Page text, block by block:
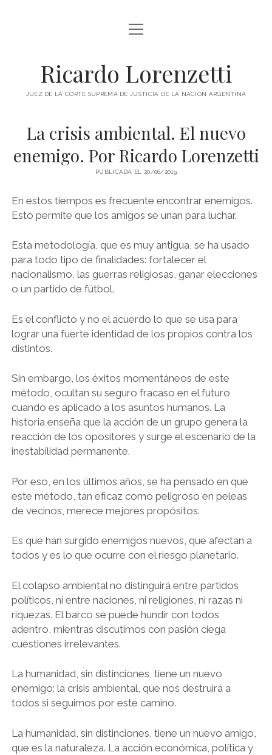
INICIO
LIBROS abrir
menú
LIBROS EN BRASIL
LIBROS EN COLOMBIA
LIBROS EN ESPAÑA
LIBROS EN ESTADOS UNIDOS
LIBROS EN ITALIA
LIBROS EN PANAMÁ
LIBROS EN PARAGUAY
LIBROS EN URUGUAY
VIDEOS
PODCAST
twitter youtube
abrir
menú
Ricardo Lorenzetti
JUEZ DE LA CORTE SUPREMA DE JUSTICIA DE LA NACIÓN ARGENTINA
La crisis ambiental. El nuevo
enemigo. Por Ricardo Lorenzetti
PUBLICADA EL 20/06/2019
En estos tiempos es frecuente encontrar enemigos.
Esto permite que los amigos se unan para luchar.
Esta metodología, que es muy antigua, se ha usado
para todo tipo de finalidades: fortalecer el
nacionalismo, las guerras religiosas, ganar elecciones
o un partido de fútbol.
Es el conflicto y no el acuerdo lo que se usa para
lograr una fuerte identidad de los propios contra los
distintos.
Sin embargo, los éxitos momentáneos de este
método, ocultan su seguro fracaso en el futuro
cuando es aplicado a los asuntos humanos. La
historia enseña que la acción de un grupo genera la
reacción de los opositores y surge el escenario de la
inestabilidad permanente.
Por eso, en los últimos años, se ha pensado en que
este método, tan eficaz como peligroso en peleas
de vecinos, merece mejores propósitos.
Es que han surgido enemigos nuevos, que afectan a
todos y es lo que ocurre con el riesgo planetario.
El colapso ambiental no distinguirá entre partidos
políticos, ni entre naciones, ni religiones, ni razas ni
riquezas. El barco se puede hundir con todos
adentro, mientras discutimos con pasión ciega
cuestiones irrelevantes.
La humanidad, sin distinciones, tiene un nuevo
enemigo: la crisis ambiental, que nos destruirá a
todos si seguimos por este camino.
La humanidad, sin distinciones, tiene un nuevo amigo,
que es la naturaleza. La acción económica, política y